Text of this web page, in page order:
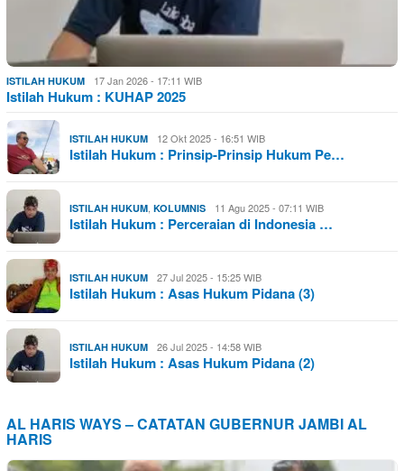
ISTILAH HUKUM 17 Jan 2026 - 17:11 WIB
Istilah Hukum : KUHAP 2025
ISTILAH HUKUM 12 Okt 2025 - 16:51 WIB
Istilah Hukum : Prinsip-Prinsip Hukum Pe…
ISTILAH HUKUM, KOLUMNIS 11 Agu 2025 - 07:11 WIB
Istilah Hukum : Perceraian di Indonesia …
ISTILAH HUKUM 27 Jul 2025 - 15:25 WIB
Istilah Hukum : Asas Hukum Pidana (3)
ISTILAH HUKUM 26 Jul 2025 - 14:58 WIB
Istilah Hukum : Asas Hukum Pidana (2)
AL HARIS WAYS – CATATAN GUBERNUR JAMBI AL
HARIS